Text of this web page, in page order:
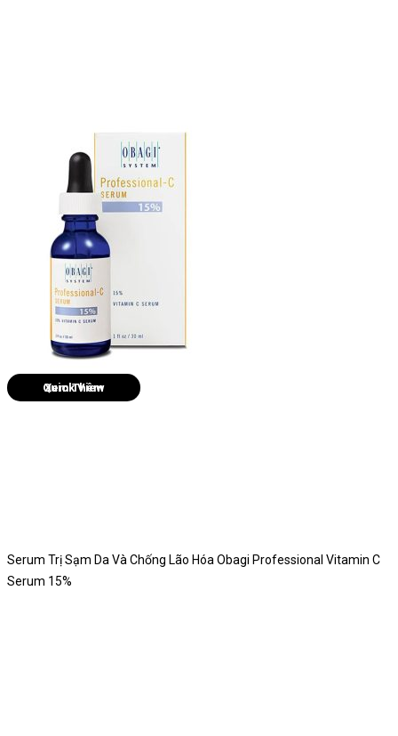
Quick View
Serum Trị Sạm Da Và Chống Lão Hóa Obagi Professional Vitamin C
Serum 15%